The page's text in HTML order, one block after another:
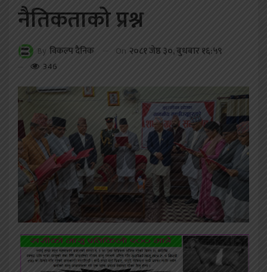
नैतिकताको प्रश्न
By विकल्प दैनिक On २०८१ जेष्ठ ३०, बुधबार १६:५९
346